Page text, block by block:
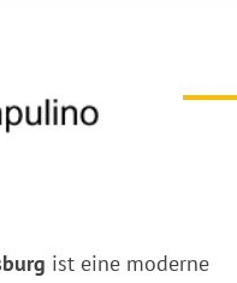
ist eine moderne